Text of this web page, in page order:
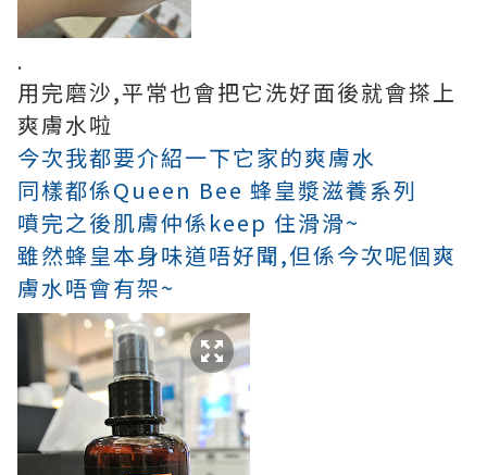
.
用完磨沙,平常也會把它洗好面後就會搽上
爽膚水啦
今次我都要介紹一下它家的爽膚水
同樣都係Queen Bee 蜂皇漿滋養系列
噴完之後肌膚仲係keep 住滑滑~
雖然蜂皇本身味道唔好聞,但係今次呢個爽
膚水唔會有架~